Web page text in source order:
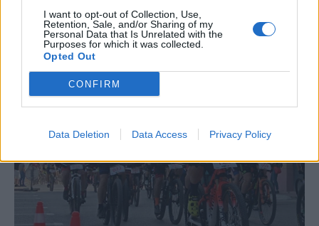
I want to opt-out of Collection, Use,
Retention, Sale, and/or Sharing of my
Personal Data that Is Unrelated with the
Purposes for which it was collected.
Opted Out
CONFIRM
Data Deletion Data Access Privacy Policy
La Cursa de l’Aldea segona d’etiqueta d’or de la
Running Sèries Terres de l’Ebre
09 maig 2026